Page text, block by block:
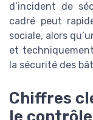
d’incident de
cadré peut
sociale, alors
et
la sécurité des
Chiffres
le contrôle